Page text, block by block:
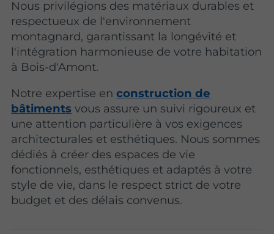
Nous privilégions des matériaux durables et
respectueux de l'environnement
montagnard, garantissant la longévité et
l'intégration harmonieuse de votre habitation
à Bois-d'Amont.
Notre expertise enconstruction de
bâtiments vous assure un suivi rigoureux et
une attention particulière à vos exigences
architecturales et esthétiques. Nous sommes
dédiés à créer des espaces de vie
fonctionnels, esthétiques et adaptés à votre
style de vie, dans le respect strict de votre
budget et des délais convenus.